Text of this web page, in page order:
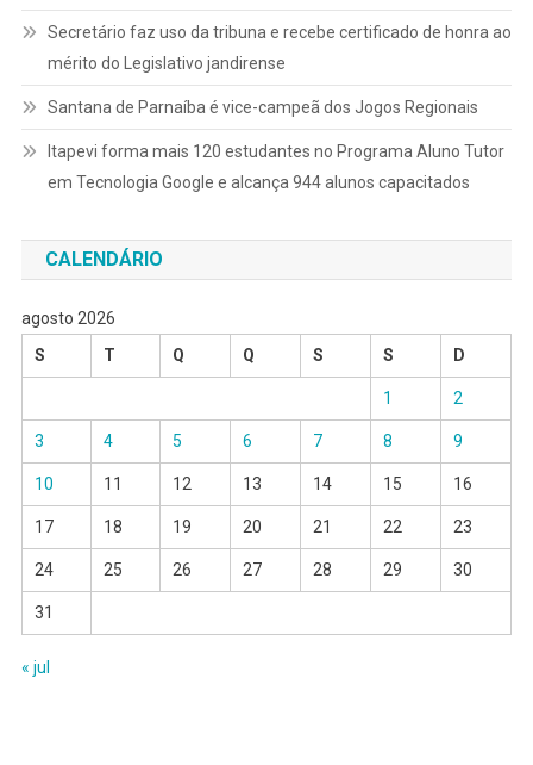
Secretário faz uso da tribuna e recebe certificado de honra ao
mérito do Legislativo jandirense
Santana de Parnaíba é vice-campeã dos Jogos Regionais
Itapevi forma mais 120 estudantes no Programa Aluno Tutor
em Tecnologia Google e alcança 944 alunos capacitados
CALENDÁRIO
agosto 2026
S
T Q Q S S D
1 2
3 4 5 6 7 8 9
10 11 12 13 14 15 16
17 18 19 20 21 22 23
24 25 26 27 28 29 30
31
« jul